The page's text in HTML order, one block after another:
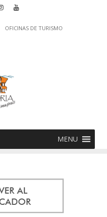
OFICINAS DE TURISMO
MENU